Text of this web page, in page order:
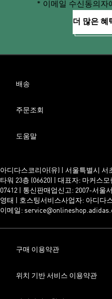
* 이메일 수신동의자
더 많은 혜
배송
주문조회
도움말
아디다스코리아(유) | 서울특별시 서
타워 23층 (06620) | 대표자: 마커스
07412 | 통신판매업신고: 2007-서울
영태 | 호스팅서비스사업자: 아디다
이메일:
구매 이용약관
위치 기반 서비스 이용약관